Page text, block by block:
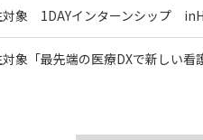
対象 1DAYインターンシップ
象「最先端の医療DXで新しい